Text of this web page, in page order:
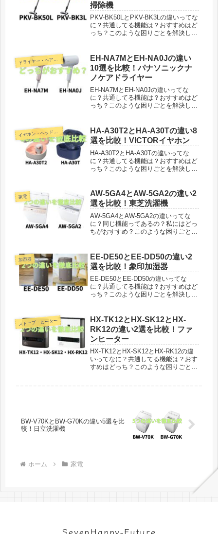
掃除機
PKV-BK50LとPKV-BK3Lの違いってな
に？共通してる機能は？おすすめはど
っち？このような困りごとを解決して
に発売され、PKV-BK3Lが2024年3...
ドライヤー・ヘアアイロン
EH-NA7MとEH-NA0Jの違い
10選を比較！パナソニックナ
ノケアドライヤー
EH-NA7MとEH-NA0Jの違いってな
に？共通してる機能は？おすすめはど
っち？このような困りごとを解決して
1日に発売されました。2022年9月1日
に発売された...
イ
ヤホン・ヘッドホン
HA-A30T2とHA-A30Tの違い8
選を比較！VICTORイヤホン
HA-A30T2とHA-A30Tの違いってな
に？共通してる機能は？おすすめはど
っち？このような困りごとを解決して
売され、2022年5月下旬に発売された
「HA...
家電
AW-5GA4とAW-5GA2の違い2
選を比較！東芝洗濯機
AW-5GA4とAW-5GA2の違いってな
に？同じ機能ってあるの？私にはどっ
ちがおすすめ？このような困りごとを
となり、AW-5GA2は型落ちモデルと
なるようですが...
加湿器
EE-DE50とEE-DD50の違い2
選を比較！象印加湿器
EE-DE50とEE-DD50の違いってな
に？共通してる機能は？おすすめはど
っち？このような困りごとを解決して
売開始となり、2023年9月1日に販売
開始したEE-...
ストーブ・ヒーター
HX-TK12とHX-SK12とHX-
RK12の違い2選を比較！ファ
ンヒーター
HX-TK12とHX-SK12とHX-RK12の違
いってなに？共通してる機能は？おす
すめはどっち？このような困りごとを
BW-V70KとBW-G70Kの違い5選を比
較！日立洗濯機
ホーム 家電